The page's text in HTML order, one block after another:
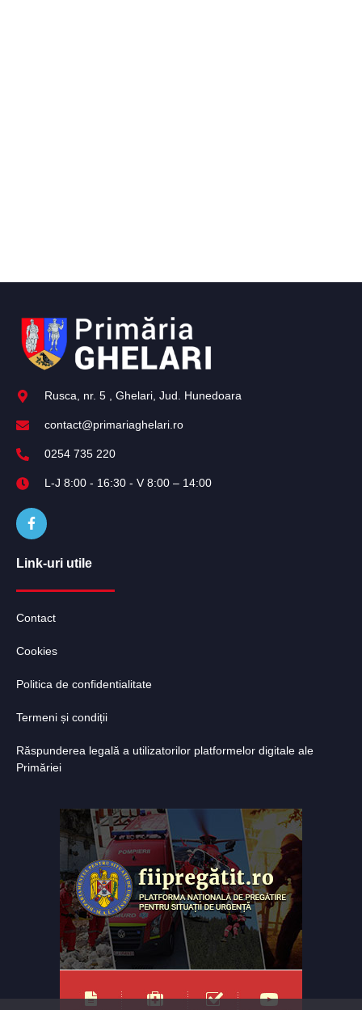
Rusca, nr. 5 , Ghelari, Jud. Hunedoara
contact@primariaghelari.ro
0254 735 220
L-J 8:00 - 16:30 - V 8:00 – 14:00
Link-uri utile
Contact
Cookies
Politica de confidentialitate
Termeni și condiții
Răspunderea legală a utilizatorilor platformelor digitale ale
Primăriei